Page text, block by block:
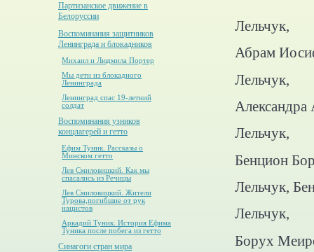
Партизанское движение в
Белоруссии
Воспоминания защитников
Ленинграда и блокадников
Михаил и Людмила Портер
Мы дети из блокадного
Ленинграда
Ленинград спас 19-летний
солдат
Воспоминания узников
концлагерей и гетто
Ефим Туник. Рассказы о
Минском гетто
Лев Смиловицкий. Как мы
спасались из Речицы
Лев Смиловицкий. Жители
Турова,погибшие от рук
нацистов
Аркадий Туник. История Ефима
Туника после побега из гетто
Синагоги стран мира
Лельчук,
Абрам
Лельчук,
Александра
Лельчук,
Бенцион
Лельчук,
Лельчук,
Борух